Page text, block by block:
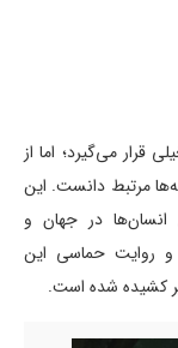
قرار می‌گیرد؛ اما از
مرتبط دانست. این
انسان‌ها در جهان و
و روایت حماسی این
کشیده شده است.